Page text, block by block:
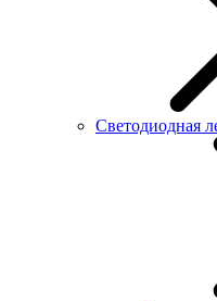
Светодиодная